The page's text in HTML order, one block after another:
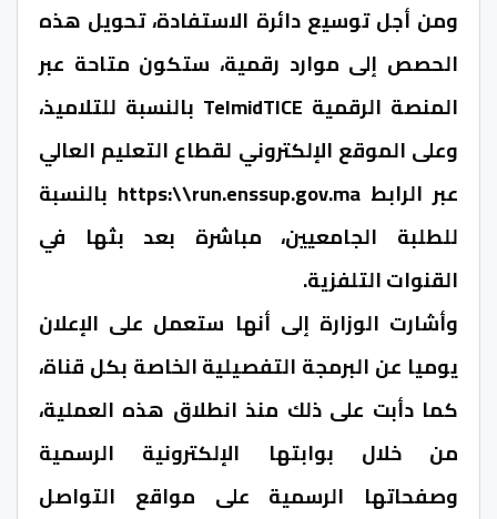
ومن أجل توسيع دائرة الاستفادة، تحويل هذه
الحصص إلى موارد رقمية، ستكون متاحة عبر
المنصة الرقمية TelmidTICE بالنسبة للتلاميذ،
وعلى الموقع الإلكتروني لقطاع التعليم العالي
عبر الرابط https:\\run.enssup.gov.ma بالنسبة
للطلبة الجامعيين، مباشرة بعد بثها في
القنوات التلفزية.
وأشارت الوزارة إلى أنها ستعمل على الإعلان
يوميا عن البرمجة التفصيلية الخاصة بكل قناة،
كما دأبت على ذلك منذ انطلاق هذه العملية،
من خلال بوابتها الإلكترونية الرسمية
وصفحاتها الرسمية على مواقع التواصل